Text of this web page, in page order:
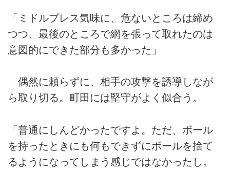
「ミドルプレス気味に、危ないところは締め
つつ、最後のところで網を張って取れたのは
意図的にできた部分も多かった」
偶然に頼らずに、相手の攻撃を誘導しなが
ら取り切る。町田には堅守がよく似合う。
「普通にしんどかったですよ。ただ、ボール
を持ったときにも何もできずにボールを捨て
るようになってしまう感じではなかったし。